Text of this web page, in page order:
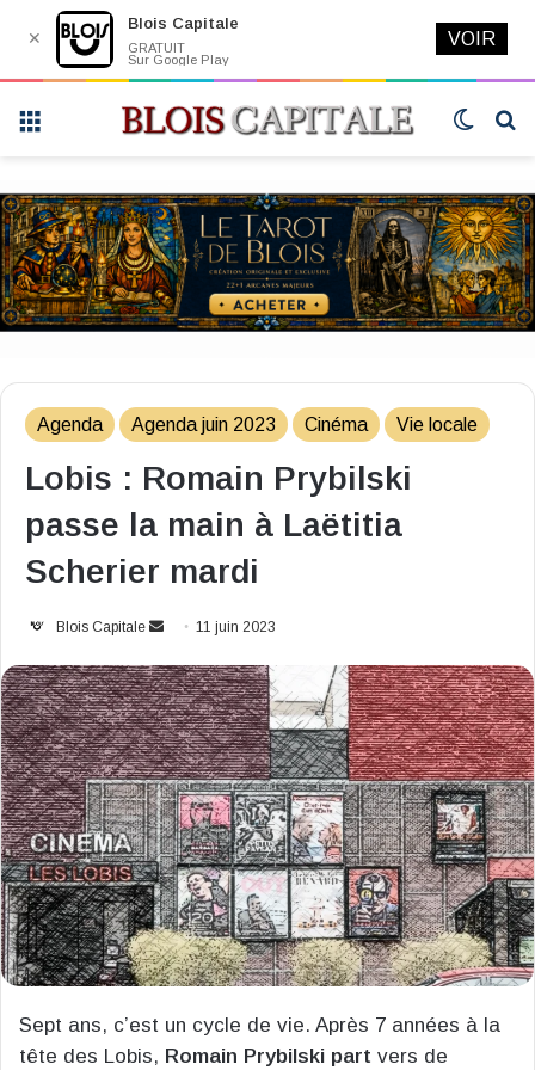
Switch
Agenda Agenda juin 2023 Cinéma Vie locale
Lobis : Romain Prybilski
passe la main à Laëtitia
Scherier mardi
Blois Capitale
Envoyer
courriel
11 juin 2023
Sept ans, c’est un cycle de vie. Après 7 années à la
tête des Lobis, Romain Prybilski part vers de
✕
Blois Capitale
GRATUIT
Sur Google Play
VOIR